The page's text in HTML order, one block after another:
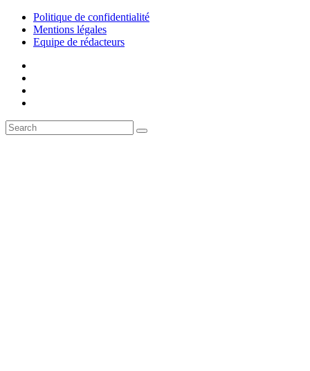
Politique de confidentialité
Mentions légales
Equipe de rédacteurs